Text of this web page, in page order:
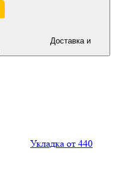
Доставка и
Укладка от 440